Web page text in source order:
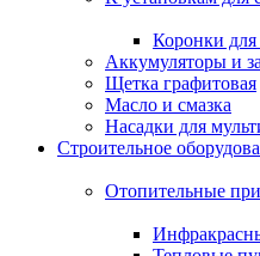
Коронки для
Аккумуляторы и
Щетка графитовая
Масло и смазка
Насадки для
Строительное
Отопительные